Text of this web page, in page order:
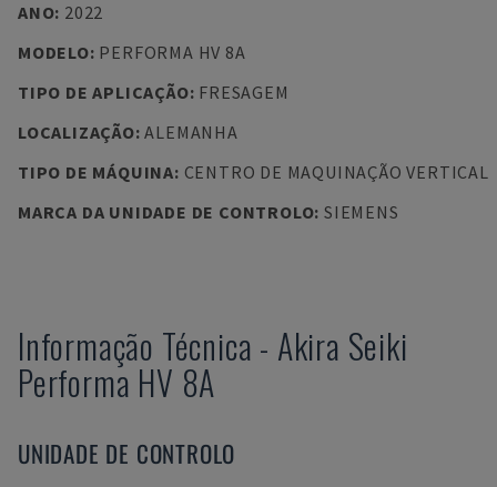
ANO: 2022
MODELO: PERFORMA HV 8A
TIPO DE APLICAÇÃO: FRESAGEM
LOCALIZAÇÃO:ALEMANHA
TIPO DE MÁQUINA: CENTRO DE MAQUINAÇÃO VERTICAL
MARCA DA UNIDADE DE CONTROLO: SIEMENS
Informação Técnica - Akira Seiki
Performa HV 8A
UNIDADE DE CONTROLO